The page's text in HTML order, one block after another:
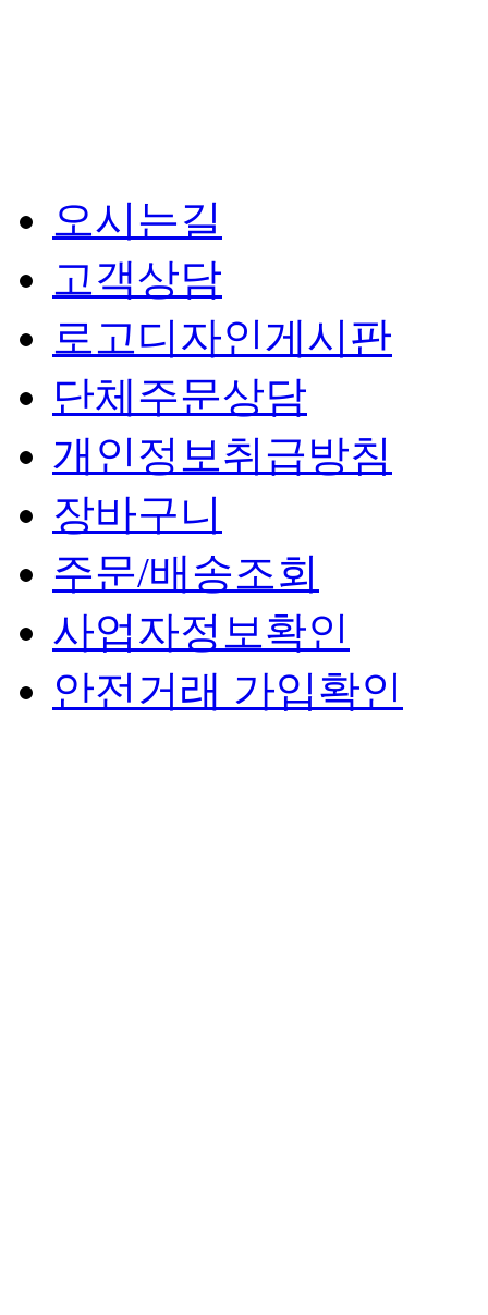
오시는길
고객상담
로고디자인게시판
단체주문상담
개인정보취급방침
장바구니
주문/배송조회
사업자정보확인
안전거래 가입확인